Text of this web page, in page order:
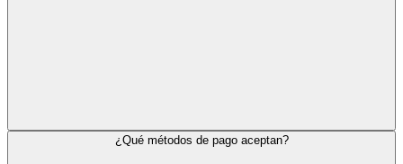
¿Qué métodos de pago aceptan?